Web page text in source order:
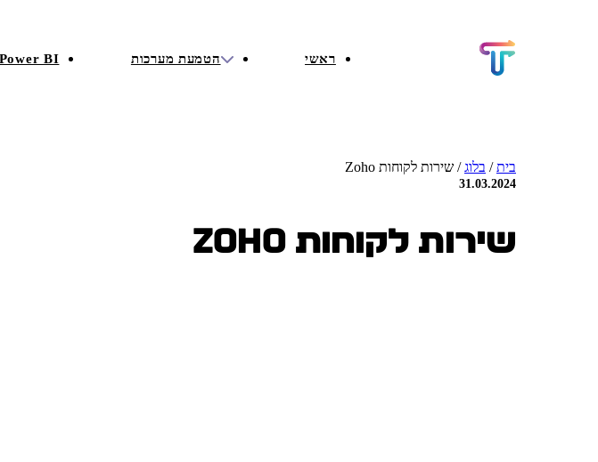
ראשי הטמעת מערכות Power BI
בית/ בלוג/ שירות לקוחות Zoho
31.03.2024
שירות לקוחות Zoho